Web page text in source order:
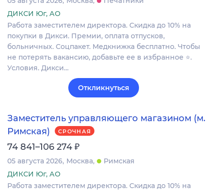
ДИКСИ Юг, АО
Работа заместителем директора. Скидка до 10% на
покупки в Дикси. Премии, оплата отпусков,
больничных. Соцпакет. Медкнижка бесплатно. Чтобы
не потерять вакансию, добавьте ее в избранное ⭐.
Условия. Дикси…
Откликнуться
Заместитель управляющего магазином (м.
Римская)
СРОЧНАЯ
74 841–106 274 ₽
05 августа 2026 Москва
Римская
ДИКСИ Юг, АО
Работа заместителем директора. Скидка до 10% на